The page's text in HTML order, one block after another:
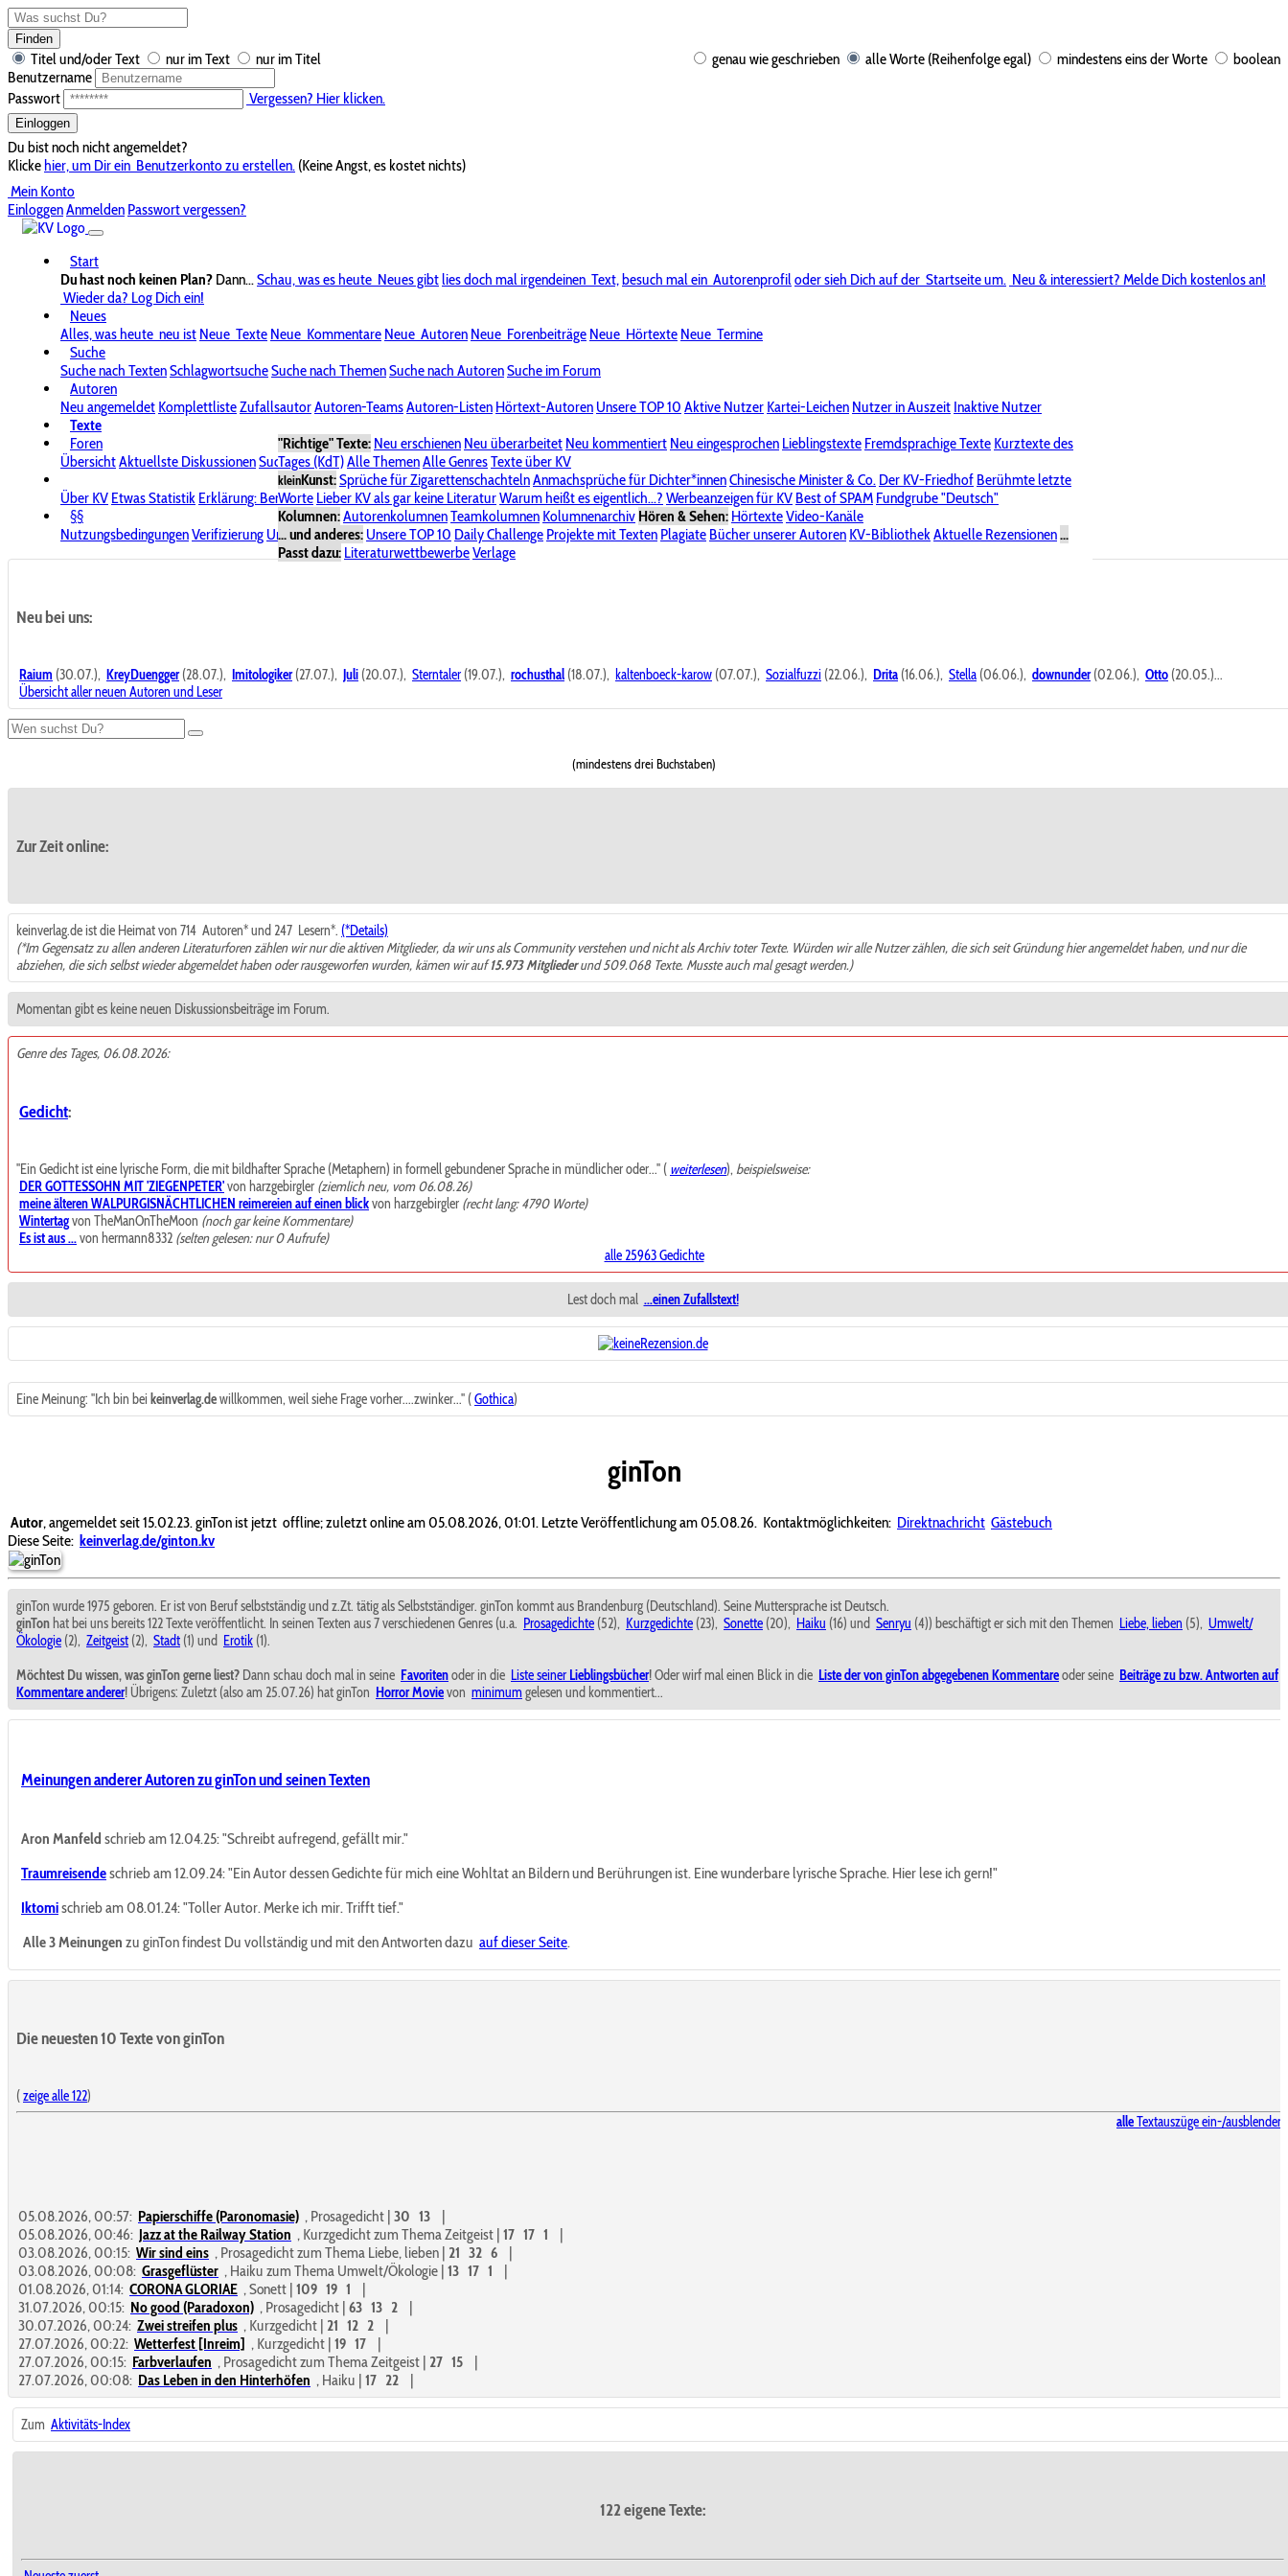
Finden
genau wie geschrieben alle Worte (Reihenfolge egal) mindestens eins der Worte boolean
Titel und/oder Text nur im Text
nur im Titel
Benutzername
Passwort
Vergessen? Hier klicken.
Einloggen
Du bist noch nicht angemeldet?
Klickehier, um Dir ein Benutzerkonto zu erstellen. (Keine Angst, es kostet nichts)
Mein Konto
EinloggenAnmelden Passwort vergessen?
Start
Du hast noch keinen Plan? Dann...Schau, was es heute Neues gibtlies doch mal irgendeinen Text,besuch mal ein Autorenprofiloder sieh Dich auf der Startseite um. Neu & interessiert? Melde Dich kostenlos an!
Wieder da? Log Dich ein!
Neues
Alles, was heute neu ist Neue Texte Neue Kommentare Neue Autoren Neue Forenbeiträge Neue Hörtexte Neue Termine
Suche
Suche nach TextenSchlagwortsucheSuche nach ThemenSuche nach AutorenSuche im Forum
Autoren
Neu angemeldet KomplettlisteZufallsautorAutoren-TeamsAutoren-Listen Hörtext-Autoren Unsere TOP 10 Aktive Nutzer Kartei-Leichen Nutzer in Auszeit Inaktive Nutzer
Texte
"Richtige" Texte: Neu erschienen Neu überarbeitet Neu kommentiert Neu eingesprochen Lieblingstexte Fremdsprachige Texte Kurztexte des
Tages (KdT)Alle ThemenAlle GenresTexte über KV
kleinKunst:Sprüche für ZigarettenschachtelnAnmachsprüche für Dichter*innenChinesische Minister & Co. Der KV-Friedhof Berühmte letzte
Worte Lieber KV als gar keine LiteraturWarum heißt es eigentlich...? Werbeanzeigen für KV Best of SPAM Fundgrube "Deutsch"
Kolumnen:AutorenkolumnenTeamkolumnen Kolumnenarchiv Hören & Sehen: HörtexteVideo-Kanäle
... und anderes: Unsere TOP 10 Daily Challenge Projekte mit Texten Plagiate Bücher unserer Autoren KV-BibliothekAktuelle Rezensionen...
Passt dazu: LiteraturwettbewerbeVerlage
Foren
ÜbersichtAktuellste DiskussionenSuche im ForumBereich "KV-Board"Bereich "Literatur & Schreiberei"
Über KV Etwas Statistik Erklärung: BenutzersymboleSpende für KV Unsere SpenderlisteAlle Wege führen zu KVPasswort vergessen?
§§
NutzungsbedingungenVerifizierung UrheberrechtAvatare & BilderStalkingDatenschutzerklärungImpressum
Neu bei uns:
Raium (30.07.), KreyDuengger(28.07.), Imitologiker(27.07.), Juli (20.07.), Sterntaler (19.07.), rochusthal (18.07.), kaltenboeck-karow (07.07.), Sozialfuzzi (22.06.), Drita (16.06.), Stella (06.06.), downunder(02.06.), Otto (20.05.)...
Übersicht aller neuen Autoren und Leser
(mindestens drei Buchstaben)
Zur Zeit online:
keinverlag.de ist die Heimat von 714 Autoren* und 247 Lesern*. (*Details)
(*Im Gegensatz zu allen anderen Literaturforen zählen wir nur die aktiven Mitglieder, da wir uns als Community verstehen und nicht als Archiv toter Texte. Würden wir alle Nutzer zählen, die sich seit Gründung hier angemeldet haben, und nur die
abziehen, die sich selbst wieder abgemeldet haben oder rausgeworfen wurden, kämen wir auf15.973 Mitgliederund 509.068 Texte. Musste auch mal gesagt werden.)
Momentan gibt es keine neuen Diskussionsbeiträge im Forum.
Genre des Tages, 06.08.2026:
Gedicht:
"Ein Gedicht ist eine lyrische Form, die mit bildhafter Sprache (Metaphern) in formell gebundener Sprache in mündlicher oder..." ( weiterlesen),beispielsweise:
DER GOTTESSOHN MIT 'ZIEGENPETER'von harzgebirgler (ziemlich neu, vom 06.08.26)
meine älteren WALPURGISNÄCHTLICHEN reimereien auf einen blickvon harzgebirgler (recht lang: 4790 Worte)
Wintertagvon TheManOnTheMoon (noch gar keine Kommentare)
Es ist aus ...von hermann8332 (selten gelesen: nur 0 Aufrufe)
alle 25963 Gedichte
Lest doch mal ...einen Zufallstext!
Eine Meinung: "Ich bin bei keinverlag.dewillkommen, weil siehe Frage vorher....zwinker..." (Gothica)
ginTon
Autor, angemeldet seit 15.02.23. ginTon ist jetzt offline; zuletzt online am 05.08.2026, 01:01. Letzte Veröffentlichung am 05.08.26. Kontaktmöglichkeiten: Direktnachricht Gästebuch
Diese Seite: keinverlag.de/ginton.kv
ginTon wurde 1975 geboren. Er ist von Beruf selbstständig und z.Zt. tätig als Selbstständiger. ginTon kommt aus Brandenburg (Deutschland). Seine Muttersprache ist Deutsch.
ginTon hat bei uns bereits 122 Texte veröffentlicht. In seinen Texten aus 7 verschiedenen Genres (u.a. Prosagedichte (52), Kurzgedichte (23), Sonette (20), Haiku (16) und Senryu (4)) beschäftigt er sich mit den Themen Liebe, lieben (5), Umwelt/
Ökologie (2), Zeitgeist (2), Stadt (1) und Erotik (1).
Möchtest Du wissen, was ginTon gerne liest? Dann schau doch mal in seine Favoritenoder in die Liste seiner Lieblingsbücher! Oder wirf mal einen Blick in die Liste der von ginTon abgegebenen Kommentareoder seine Beiträge zu bzw. Antworten auf
Kommentare anderer! Übrigens: Zuletzt (also am 25.07.26) hat ginTon Horror Movievon minimumgelesen und kommentiert...
Meinungen anderer Autoren zu ginTon und seinen Texten
Aron Manfeld schrieb am 12.04.25:"Schreibt aufregend, gefällt mir."
Traumreisendeschrieb am 12.09.24:"Ein Autor dessen Gedichte für mich eine Wohltat an Bildern und Berührungen ist. Eine wunderbare lyrische Sprache. Hier lese ich gern!"
Iktomischrieb am 08.01.24:"Toller Autor. Merke ich mir. Trifft tief."
Alle 3 Meinungen zu ginTon findest Du vollständig und mit den Antworten dazu auf dieser Seite.
Die neuesten 10 Texte von ginTon
(zeige alle 122)
alleTextauszüge ein-/ausblenden
05.08.2026, 00:57: Papierschiffe (Paronomasie) , Prosagedicht | 30 13
|
05.08.2026, 00:46: Jazz at the Railway Station , Kurzgedicht zum Thema Zeitgeist | 17 17 1
|
03.08.2026, 00:15: Wir sind eins , Prosagedicht zum Thema Liebe, lieben | 21 32 6
|
03.08.2026, 00:08: Grasgeflüster , Haiku zum Thema Umwelt/Ökologie | 13 17 1
|
01.08.2026, 01:14: CORONA GLORIAE , Sonett | 109 19 1
|
31.07.2026, 00:15: No good (Paradoxon) , Prosagedicht | 63 13 2
|
30.07.2026, 00:24: Zwei streifen plus , Kurzgedicht | 21 12 2
|
27.07.2026, 00:22: Wetterfest [Inreim] , Kurzgedicht | 19 17
|
27.07.2026, 00:15: Farbverlaufen , Prosagedicht zum Thema Zeitgeist | 27 15
|
27.07.2026, 00:08: Das Leben in den Hinterhöfen , Haiku | 17 22 |
Zum Aktivitäts-Index
122 eigene Texte: